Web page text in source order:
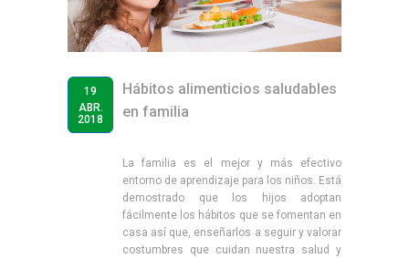
19
ABR.
2018
Hábitos alimenticios saludables
en familia
La familia es el mejor y más efectivo
entorno de aprendizaje para los niños. Está
demostrado que los hijos adoptan
fácilmente los hábitos que se fomentan en
casa así que, enseñarlos a seguir y valorar
costumbres que cuidan nuestra salud y